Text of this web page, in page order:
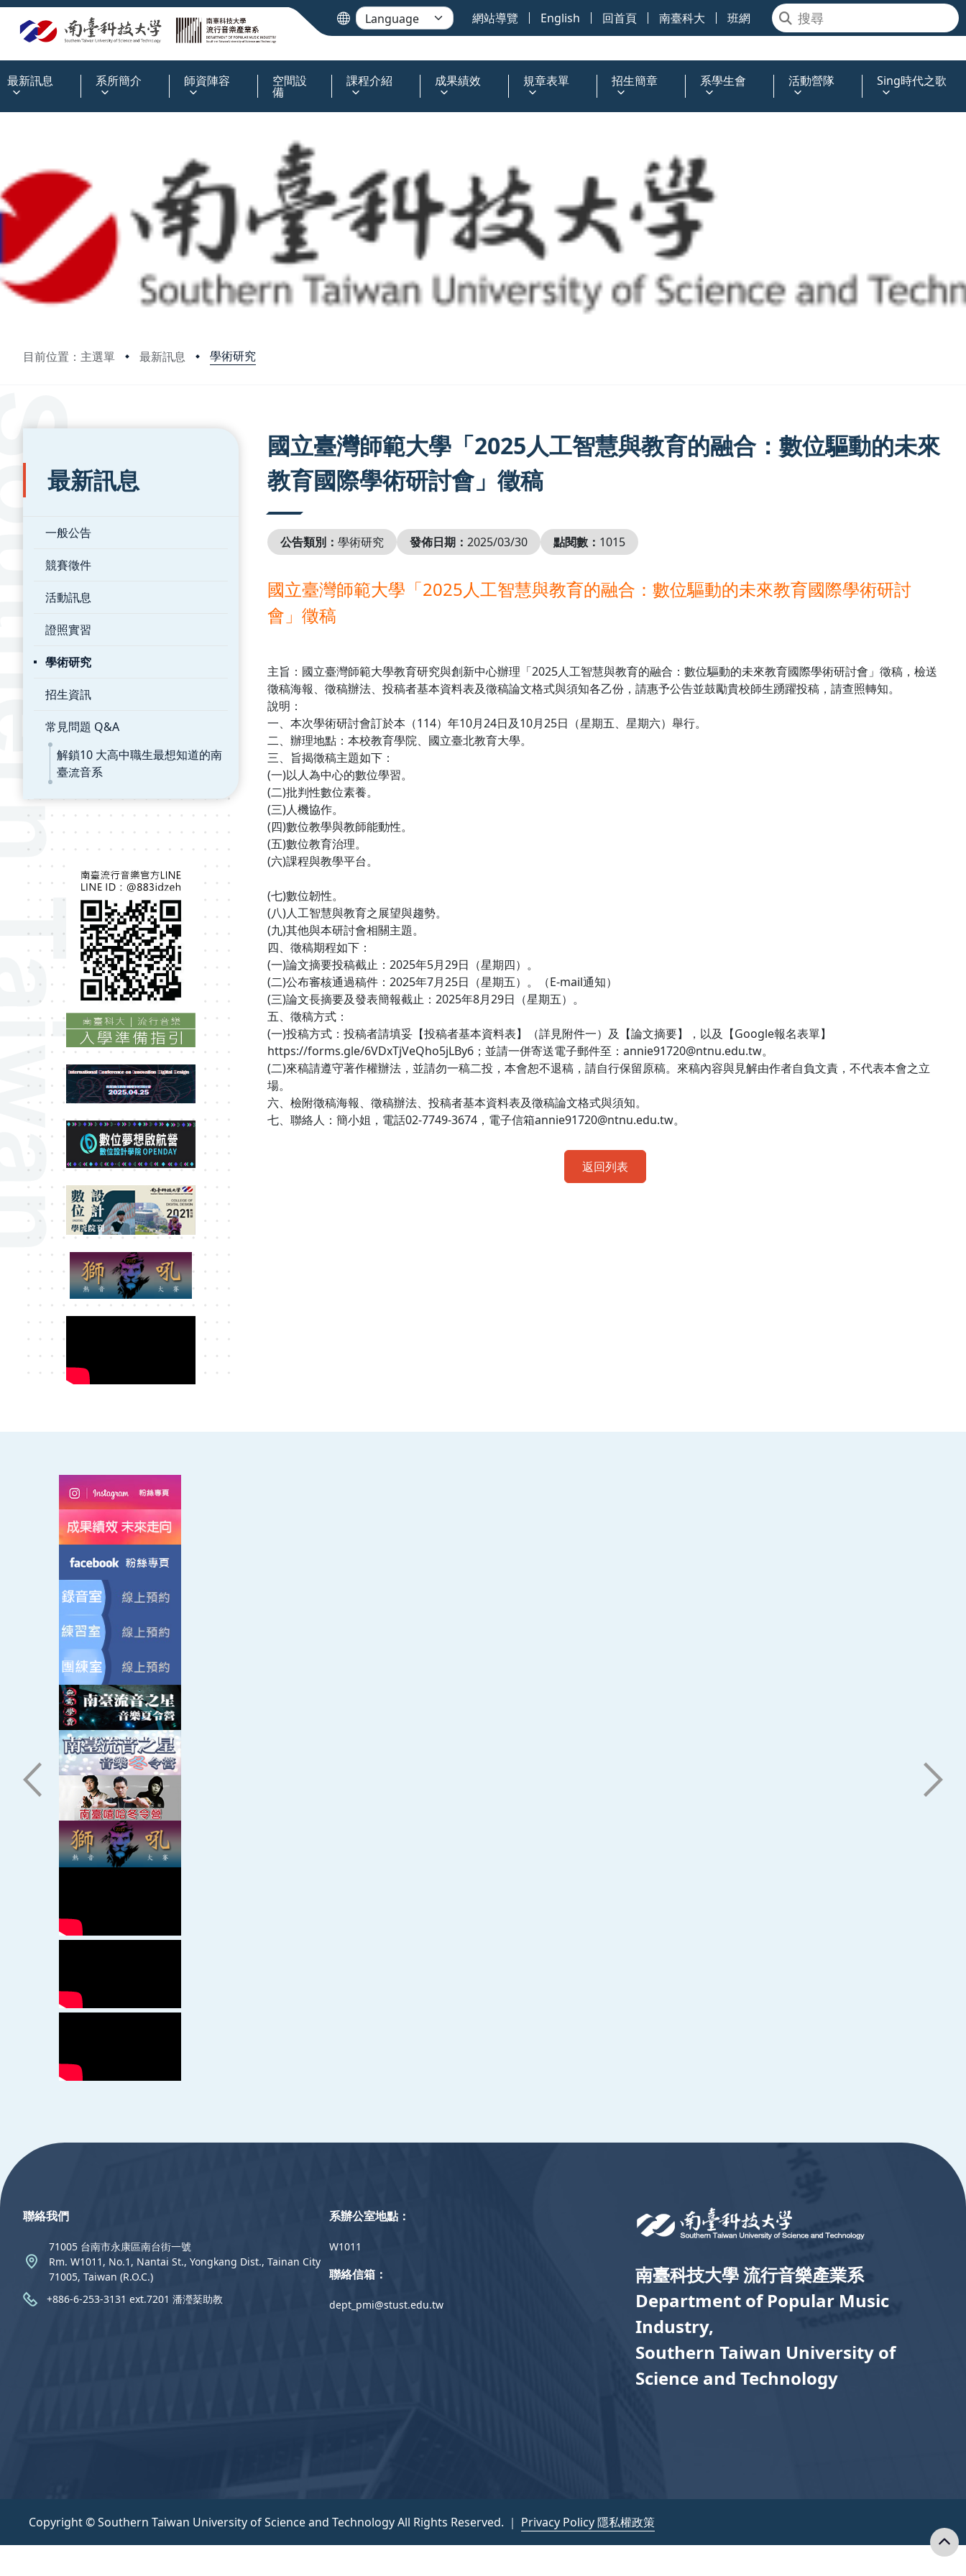
網站導覽 English 回首頁 南臺科大 班網
最新訊息 系所簡介 師資陣容 空間設
備
課程介紹 成果績效 規章表單 招生簡章 系學生會 活動營隊 Sing時代之歌
目前位置：主選單 最新訊息 學術研究
:::
最新訊息
一般公告
競賽徵件
活動訊息
證照實習
學術研究
招生資訊
常見問題 Q&A
解鎖10 大高中職生最想知道的南
臺流音系
國立臺灣師範大學「2025人工智慧與教育的融合：數位驅動的未來
教育國際學術研討會」徵稿
公告類別： 學術研究 發佈日期： 2025/03/30 點閱數： 1015
國立臺灣師範大學「2025人工智慧與教育的融合：數位驅動的未來教育國際學術研討
會」徵稿
主旨：國立臺灣師範大學教育研究與創新中心辦理「2025人工智慧與教育的融合：數位驅動的未來教育國際學術研討會」徵稿，檢送
徵稿海報、徵稿辦法、投稿者基本資料表及徵稿論文格式與須知各乙份，請惠予公告並鼓勵貴校師生踴躍投稿，請查照轉知。
說明：
一、本次學術研討會訂於本（114）年10月24日及10月25日（星期五、星期六）舉行。
二、辦理地點：本校教育學院、國立臺北教育大學。
三、旨揭徵稿主題如下：
(一)以人為中心的數位學習。
(二)批判性數位素養。
(三)人機協作。
(四)數位教學與教師能動性。
(五)數位教育治理。
(六)課程與教學平台。
(七)數位韌性。
(八)人工智慧與教育之展望與趨勢。
(九)其他與本研討會相關主題。
四、徵稿期程如下：
(一)論文摘要投稿截止：2025年5月29日（星期四）。
(二)公布審核通過稿件：2025年7月25日（星期五）。（E-mail通知）
(三)論文長摘要及發表簡報截止：2025年8月29日（星期五）。
五、徵稿方式：
(一)投稿方式：投稿者請填妥【投稿者基本資料表】（詳見附件一）及【論文摘要】，以及【Google報名表單】
https://forms.gle/6VDxTjVeQho5jLBy6；並請一併寄送電子郵件至：annie91720@ntnu.edu.tw。
(二)來稿請遵守著作權辦法，並請勿一稿二投，本會恕不退稿，請自行保留原稿。來稿內容與見解由作者自負文責，不代表本會之立
場。
六、檢附徵稿海報、徵稿辦法、投稿者基本資料表及徵稿論文格式與須知。
七、聯絡人：簡小姐，電話02-7749-3674，電子信箱annie91720@ntnu.edu.tw。
返回列表
南臺科技大學 流行音樂產業系
Department of Popular Music
Industry,
Southern Taiwan University of
Science and Technology
聯絡我們
71005 台南市永康區南台街一號
Rm. W1011, No.1, Nantai St., Yongkang Dist., Tainan City
71005, Taiwan (R.O.C.)
+886-6-253-3131 ext.7201 潘瀅棻助教
系辦公室地點：
W1011
聯絡信箱：
dept_pmi@stust.edu.tw
Copyright © Southern Taiwan University of Science and Technology All Rights Reserved. ｜ Privacy Policy 隱私權政策